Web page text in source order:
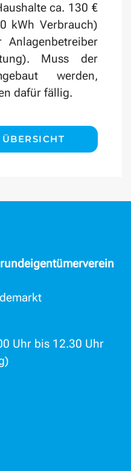
ca. 130 €
kWh Verbrauch)
Muss der
werden,
dafür fällig.
Uhr bis 12.30 Uhr